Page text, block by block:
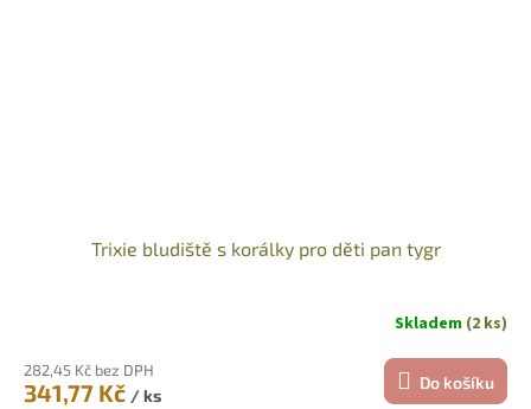
Trixie bludiště s korálky pro děti pan tygr
Skladem (2 ks)
282,45 Kč bez DPH
341,77 Kč / ks
Do košíku